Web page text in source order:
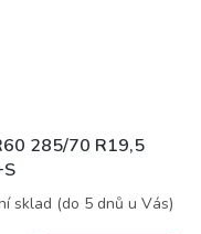
285/70 R19,5
sklad (do 5 dnů u Vás)